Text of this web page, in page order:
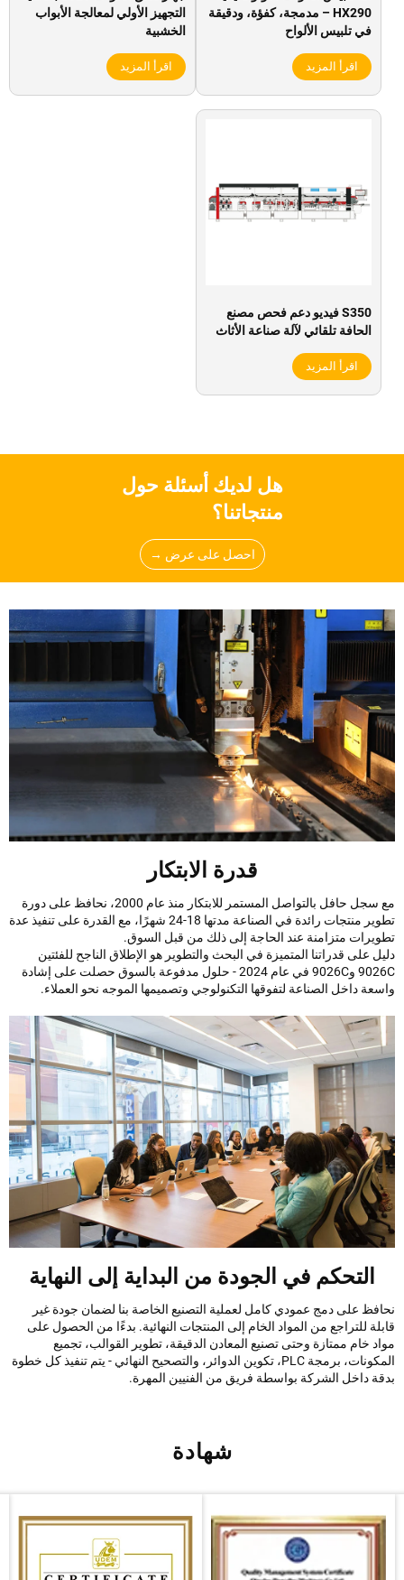
HX290 – مدمجة، كفؤة، ودقيقة
في تلبيس الألواح
اقرأ المزيد
التجهيز الأولي لمعالجة الأبواب
الخشبية
اقرأ المزيد
S350 فيديو دعم فحص مصنع
الحافة تلقائي لآلة صناعة الأثاث
اقرأ المزيد
هل لديك أسئلة حول
منتجاتنا؟
احصل على عرض →
قدرة الابتكار
مع سجل حافل بالتواصل المستمر للابتكار منذ عام 2000، نحافظ على دورة
تطوير منتجات رائدة في الصناعة مدتها 18-24 شهرًا، مع القدرة على تنفيذ عدة
متزامنة عند الحاجة إلى ذلك من قبل السوق.
على قدراتنا المتميزة في البحث والتطوير هو الإطلاق الناجح للفئتين
9026C و9026C في عام 2024 - حلول مدفوعة بالسوق حصلت على إشادة
داخل الصناعة لتفوقها التكنولوجي وتصميمها الموجه نحو العملاء.
التحكم في الجودة من البداية إلى النهاية
على دمج عمودي كامل لعملية التصنيع الخاصة بنا لضمان جودة غير
للتراجع من المواد الخام إلى المنتجات النهائية. بدءًا من الحصول على
خام ممتازة وحتى تصنيع المعادن الدقيقة، تطوير القوالب، تجميع
المكونات، برمجة PLC، تكوين الدوائر، والتصحيح النهائي - يتم تنفيذ كل خطوة
داخل الشركة بواسطة فريق من الفنيين المهرة.
شهادة